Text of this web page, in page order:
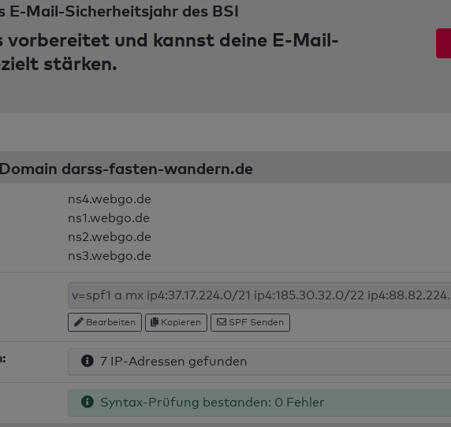
Mail-Sicherheitsjahr des BSI
vorbereitet und kannst deine E-Mail-
stärken.
darss-fasten-wandern.de
ns4.webgo.de
ns1.webgo.de
ns2.webgo.de
ns3.webgo.de
Bearbeiten Kopieren SPF Senden
7 IP-Adressen gefunden
Syntax-Prüfung bestanden: 0 Fehler